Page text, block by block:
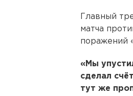
Главный
матча
поражений
«Мы
сделал
тут же